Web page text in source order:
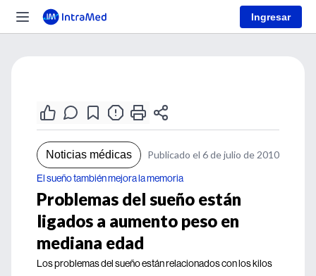
Ingresar
Noticias médicas Publicado el 6 de julio de 2010
El sueño también mejora la memoria
Problemas del sueño están
ligados a aumento peso en
mediana edad
Los problemas del sueño están relacionados con los kilos